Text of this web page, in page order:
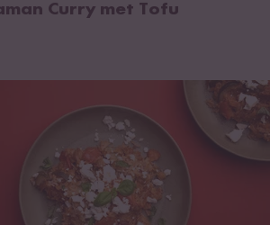
Curry met Tofu